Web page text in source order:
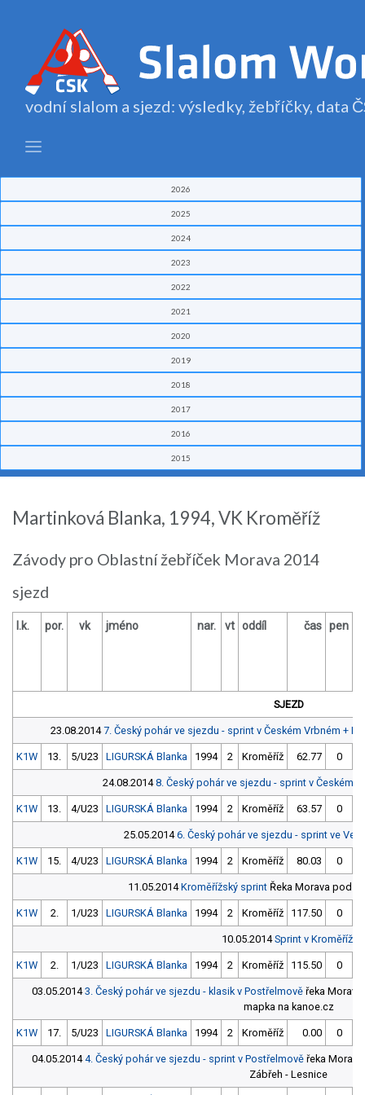
vodní slalom a sjezd: výsledky, žebříčky, data
2026
2025
2024
2023
2022
2021
2020
2019
2018
2017
2016
2015
Martinková Blanka, 1994, VK Kroměříž
Závody pro Oblastní žebříček Morava 2014
sjezd
l.k. por. vk jméno nar. vt oddíl čas pen
SJEZD
23.08.20147. Český pohár ve sjezdu - sprint v Českém Vrbném +
K1W 13. 5/U23 LIGURSKÁ Blanka 1994 2 Kroměříž 62.77 0
24.08.20148. Český pohár ve sjezdu - sprint v Českém
K1W 13. 4/U23 LIGURSKÁ Blanka 1994 2 Kroměříž 63.57 0
25.05.20146. Český pohár ve sjezdu - sprint ve
K1W 15. 4/U23 LIGURSKÁ Blanka 1994 2 Kroměříž 80.03 0
11.05.2014Kroměřížský sprint Řeka Morava pod
K1W 2. 1/U23 LIGURSKÁ Blanka 1994 2 Kroměříž 117.50 0
10.05.2014Sprint v Kroměříži
K1W 2. 1/U23 LIGURSKÁ Blanka 1994 2 Kroměříž 115.50 0
03.05.20143. Český pohár ve sjezdu - klasik v Postřelmověřeka Morava
mapka na kanoe.cz
K1W 17. 5/U23 LIGURSKÁ Blanka 1994 2 Kroměříž 0.00 0
04.05.20144. Český pohár ve sjezdu - sprint v Postřelmově řeka
Zábřeh - Lesnice